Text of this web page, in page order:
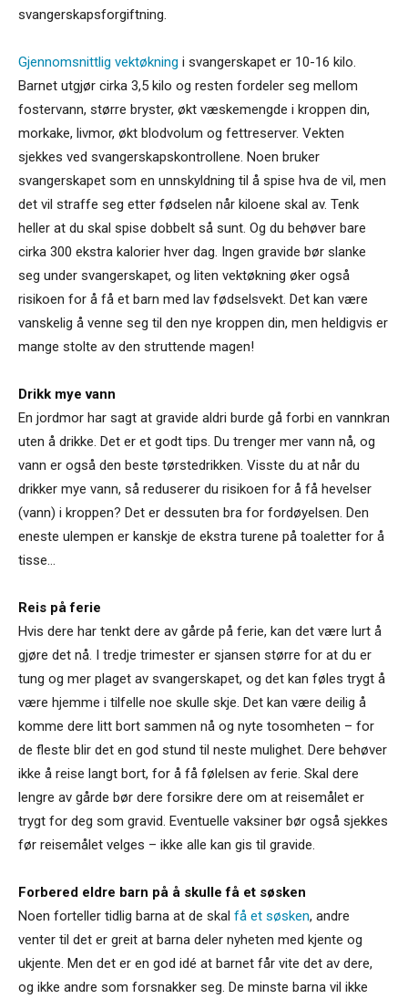
svangerskapsforgiftning.
Gjennomsnittlig vektøkning i svangerskapet er 10-16 kilo.
Barnet utgjør cirka 3,5 kilo og resten fordeler seg mellom
fostervann, større bryster, økt væskemengde i kroppen din,
morkake, livmor, økt blodvolum og fettreserver. Vekten
sjekkes ved svangerskapskontrollene. Noen bruker
svangerskapet som en unnskyldning til å spise hva de vil, men
det vil straffe seg etter fødselen når kiloene skal av. Tenk
heller at du skal spise dobbelt så sunt. Og du behøver bare
cirka 300 ekstra kalorier hver dag. Ingen gravide bør slanke
seg under svangerskapet, og liten vektøkning øker også
risikoen for å få et barn med lav fødselsvekt. Det kan være
vanskelig å venne seg til den nye kroppen din, men heldigvis er
mange stolte av den struttende magen!
Drikk mye vann
En jordmor har sagt at gravide aldri burde gå forbi en vannkran
uten å drikke. Det er et godt tips. Du trenger mer vann nå, og
vann er også den beste tørstedrikken. Visste du at når du
drikker mye vann, så reduserer du risikoen for å få hevelser
(vann) i kroppen? Det er dessuten bra for fordøyelsen. Den
eneste ulempen er kanskje de ekstra turene på toaletter for å
tisse…
Reis på ferie
Hvis dere har tenkt dere av gårde på ferie, kan det være lurt å
gjøre det nå. I tredje trimester er sjansen større for at du er
tung og mer plaget av svangerskapet, og det kan føles trygt å
være hjemme i tilfelle noe skulle skje. Det kan være deilig å
komme dere litt bort sammen nå og nyte tosomheten – for
de fleste blir det en god stund til neste mulighet. Dere behøver
ikke å reise langt bort, for å få følelsen av ferie. Skal dere
lengre av gårde bør dere forsikre dere om at reisemålet er
trygt for deg som gravid. Eventuelle vaksiner bør også sjekkes
før reisemålet velges – ikke alle kan gis til gravide.
Forbered eldre barn på å skulle få et søsken
Noen forteller tidlig barna at de skal få et søsken, andre
venter til det er greit at barna deler nyheten med kjente og
ukjente. Men det er en god idé at barnet får vite det av dere,
og ikke andre som forsnakker seg. De minste barna vil ikke